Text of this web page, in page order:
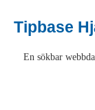
Tipbase
En sökbar